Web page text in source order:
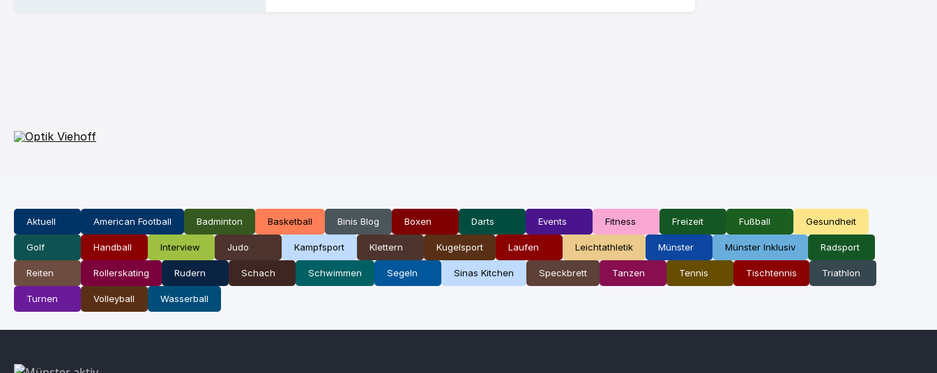
Aktuell American Football Badminton Basketball Binis Blog Boxen Darts Events Fitness Freizeit Fußball Gesundheit
Golf Handball Interview Judo Kampfsport Klettern Kugelsport Laufen Leichtathletik Münster Münster Inklusiv Radsport
Reiten Rollerskating Rudern Schach Schwimmen Segeln Sinas Kitchen Speckbrett Tanzen Tennis Tischtennis Triathlon
Turnen Volleyball Wasserball